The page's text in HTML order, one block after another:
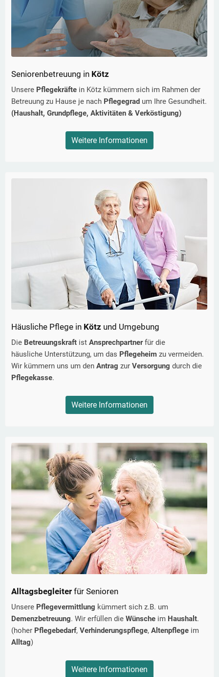
Seniorenbetreuung in Kötz
Unsere Pflegekräfte in Kötz kümmern sich im Rahmen der
Betreuung zu Hause je nach Pflegegrad um Ihre Gesundheit.
(Haushalt, Grundpflege, Aktivitäten & Verköstigung)
Weitere Informationen
Häusliche Pflege in Kötz und Umgebung
Die Betreuungskraft ist Ansprechpartnerfür die
häusliche Unterstützung, um das Pflegeheim zu vermeiden.
Wir kümmern uns um den Antrag zur Versorgung durch die
Pflegekasse.
Weitere Informationen
Alltagsbegleiter für Senioren
Unsere Pflegevermittlung kümmert sich z.B. um
Demenzbetreuung. Wir erfüllen die Wünsche im Haushalt.
(hoher Pflegebedarf, Verhinderungspflege, Altenpflege im
Alltag)
Weitere Informationen